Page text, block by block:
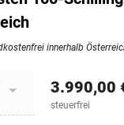
innerhalb
3.990,00
steuerfrei